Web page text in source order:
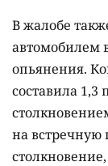
В жалобе
автомобилем
опьянения.
составила 1,3
на встречную